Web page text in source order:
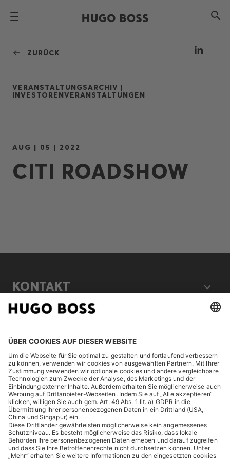
ZURÜCK
VERANSTALTUNGSARCHIV |
INVESTORENVERANSTALTUNGEN
AUG | 05 | 2022
CITI ROADSHOW
KONTAKT
ENTDECKEN